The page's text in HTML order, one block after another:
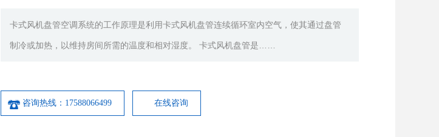
卡式风机盘管空调系统的工作原理是利用卡式风机盘管连续循环室内空气，使其通过盘管
制冷或加热，以维持房间所需的温度和相对湿度。 卡式风机盘管是……
咨询热线：17588066499 在线咨询